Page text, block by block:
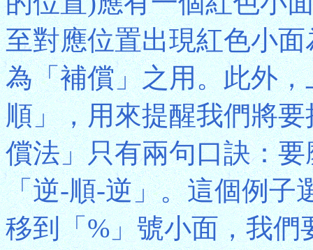
至對應位置出現紅色小
為「補償」之用。此外
順」，用來提醒我們將
償法」只有兩句口訣：
「逆-順-逆」。這個例子
移到「%」號小面，我們